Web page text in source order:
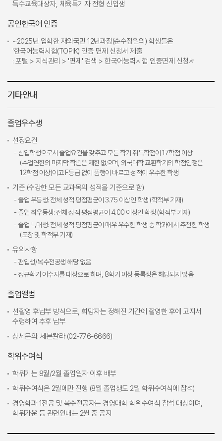
특수교육대상자, 체육특기자 전형 신입생
공인한국어 인증
~2025년 입학한 재외국민 12년과정(순수정원외) 학생들은
'한국어능력시험(TOPIK) 인증 면제 신청서 제출
: 포털 > 지식관리 > '면제' 검색 > 한국어능력시험 인증면제 신청서
기타안내
졸업우수생
선정요건
- 신입학생으로서 졸업요건을 갖추고 모든 학기 취득학점이 17학점 이상
(수업연한의 마지막 학년은 제한 없으며, 외국대학 교환학기의 학점인정은
12학점 이상)이고 F등급 없이 품행이 바르고 성적이 우수한 학생
기준 (수강한 모든 교과목의 성적을 기준으로 함)
- 졸업 우등생: 전체 성적 평점평균이 3.75 이상인 학생 (학적부 기재)
- 졸업 최우등생: 전체 성적 평점평균이 4.00 이상인 학생 (학적부 기재)
- 졸업 특대생: 전체 성적 평점평균이 매우 우수한 학생 중 학과에서 추천한 학생
(표창 및 학적부 기재)
유의사항
- 편입생/복수전공생 해당 없음
- 정규학기 이수자를 대상으로 하며, 8학기 이상 등록생은 해당되지 않음
졸업앨범
선촬영 후납부 방식으로, 희망자는 정해진 기간에 촬영한 후에 고지서
수령하여 추후 납부
상세문의: 세븐칼라 (02-776-6666)
학위수여식
학위기는 8월/2월 졸업일자 이후 배부
학위수여식은 2월에만 진행 (8월 졸업생도 2월 학위수여식에 참석)
경영학과 1전공 및 복수전공자는 경영대학 학위수여식 참석 대상이며,
학위가운 등 관련안내는 2월 중 공지